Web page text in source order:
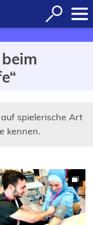
Suche
öffnen
spielerische Art
kennen.